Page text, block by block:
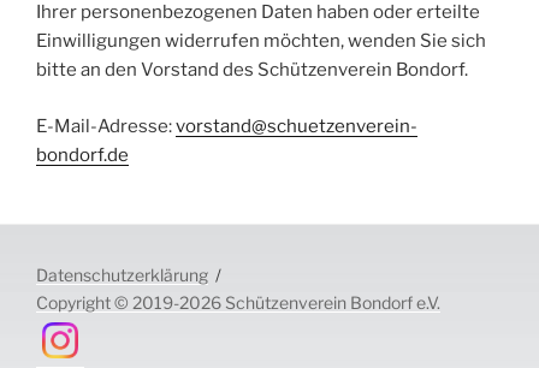
Ihrer personenbezogenen Daten haben oder erteilte
Einwilligungen widerrufen möchten, wenden Sie sich
bitte an den Vorstand des Schützenverein Bondorf.
E-Mail-Adresse:vorstand@schuetzenverein-
bondorf.de
Datenschutzerklärung
Copyright © 2019-2026 Schützenverein Bondorf e.V.